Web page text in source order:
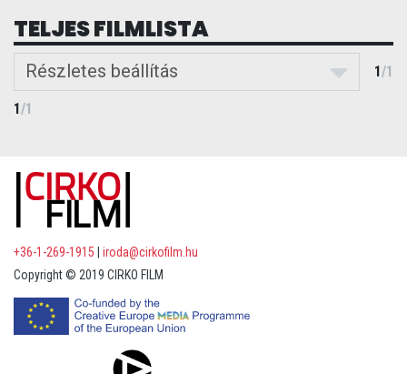
TELJES FILMLISTA
Részletes beállítás 1/1
1/1
+36-1-269-1915
iroda@cirkofilm.hu
Copyright © 2019 CIRKO FILM